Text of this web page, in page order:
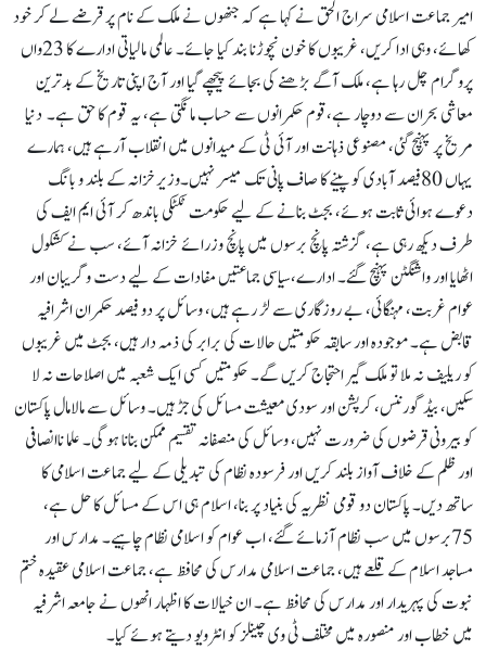
امیر جماعت اسلامی سراج الحق نے کہا ہے کہ جنھوں نے ملک کے نام پر قرضے لے کر خود
کھائے، وہی ادا کریں، غریبوں کا خون نچوڑنا بند کیا جائے۔ عالمی مالیاتی ادارے کا 23واں
پروگرام چل رہا ہے، ملک آگے بڑھنے کی بجائے پیچھے گیا اور آج اپنی تاریخ کے بدترین
معاشی بحران سے دوچار ہے،قوم حکمرانوں سے حساب مانگتی ہے، یہ قوم کا حق ہے۔ دنیا
مریخ پر پہنچ گئی، مصنوعی ذہانت اور آئی ٹی کے میدانوں میں انقلاب آرہے ہیں، ہمارے
یہاں 80فیصد آبادی کو پینے کا صاف پانی تک میسر نہیں۔وزیرخزانہ کے بلند و بانگ
دعوے ہوائی ثابت ہوئے، بجٹ بنانے کے لیے حکومت ٹکٹکی باندھ کر آئی ایم ایف کی
طرف دیکھ رہی ہے، گزشتہ پانچ برسوں میں پانچ وزرائے خزانہ آئے، سب نے کشکول
اٹھایا اور واشنگٹن پہنچ گئے۔ ادارے،سیاسی جماعتیں مفادات کے لیے دست وگریبان اور
عوام غربت، مہنگائی، بے روزگاری سے لڑ رہے ہیں، وسائل پر دو فیصد حکمران اشرافیہ
قابض ہے۔ موجودہ اور سابقہ حکومتیں حالات کی برابر کی ذمہ دار ہیں، بجٹ میں غریبوں
کو ریلیف نہ ملا تو ملک گیر احتجاج کریں گے۔ حکومتیں کسی ایک شعبہ میں اصلاحات نہ لا
سکیں، بیڈ گورننس، کرپشن اور سودی معیشت مسائل کی جڑ ہیں۔ وسائل سے مالامال پاکستان
کو بیرونی قرضوں کی ضرورت نہیں، وسائل کی منصفانہ تقسیم ممکن بنانا ہو گی۔ علما ناانصافی
اور ظلم کے خلاف آواز بلند کریں اور فرسودہ نظام کی تبدیلی کے لیے جماعت اسلامی کا
ساتھ دیں۔ پاکستان دو قومی نظریہ کی بنیاد پر بنا، اسلام ہی اس کے مسائل کا حل ہے،
75برسوں میں سب نظام آزمائے گئے، اب عوام کو اسلامی نظام چاہیے۔ مدارس اور
مساجد اسلام کے قلعے ہیں، جماعت اسلامی مدارس کی محافظ ہے، جماعت اسلامی عقیدہ ختم
نبوت کی پہریدار اور مدارس کی محافظ ہے۔ ان خیالات کا اظہار انھوں نے جامعہ اشرفیہ
میں خطاب اور منصورہ میں مختلف ٹی وی چینلز کو انٹرویو دیتے ہوئے کیا۔